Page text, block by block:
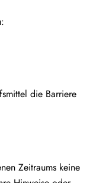
die Barriere
Zeitraums keine